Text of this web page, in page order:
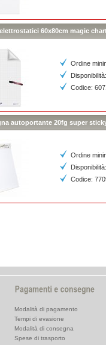
60x80cm magic
Ordine
Codice:
autoportante 20fg super
Ordine
Codice:
Modalità di pagamento
Tempi di evasione
Modalità di consegna
Spese di trasporto